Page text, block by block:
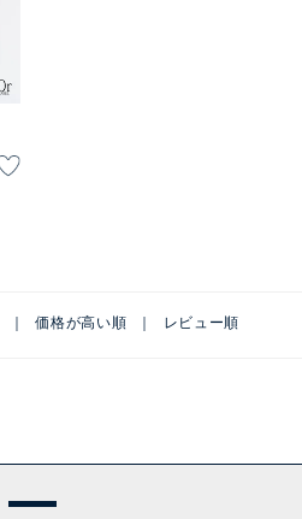
価格が高い順 レビュー順